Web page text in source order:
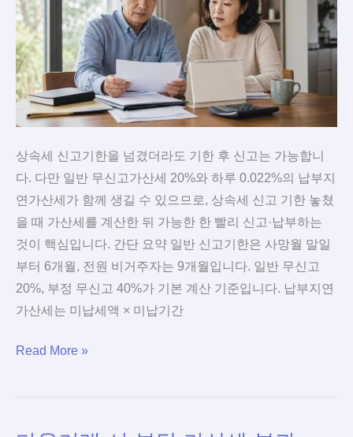
3%·45
만
원
가
기
준
상속세 신고기한을 넘겼더라도 기한 후 신고는 가능합니
다. 다만 일반 무신고가산세 20%와 하루 0.022%의 납부지
연가산세가 함께 생길 수 있으므로, 상속세 신고 기한 놓쳤
을 때 가산세를 계산한 뒤 가능한 한 빨리 신고·납부하는
것이 핵심입니다. 간단 요약 일반 신고기한은 사망월 말일
부터 6개월, 전원 비거주자는 9개월입니다. 일반 무신고
20%, 부정 무신고 40%가 기본 계산 기준입니다. 납부지연
가산세는 미납세액 × 미납기간
상
세
Read More »